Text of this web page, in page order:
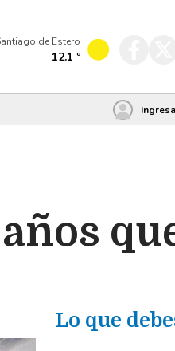
de Estero
12.1 º
Lo que